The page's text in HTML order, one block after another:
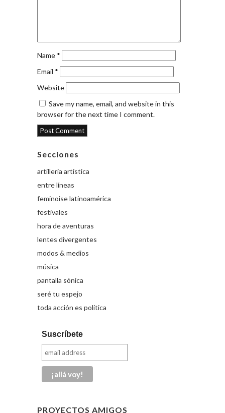
Name *
Email *
Website
Save my name, email, and website in this
browser for the next time I comment.
Secciones
artillería artística
entre líneas
feminoise latinoamérica
festivales
hora de aventuras
lentes divergentes
modos & medios
música
pantalla sónica
seré tu espejo
toda acción es política
Suscríbete
PROYECTOS AMIGOS